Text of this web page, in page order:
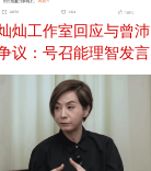
灿工作室回应与曾沛
议：号召能理智发言